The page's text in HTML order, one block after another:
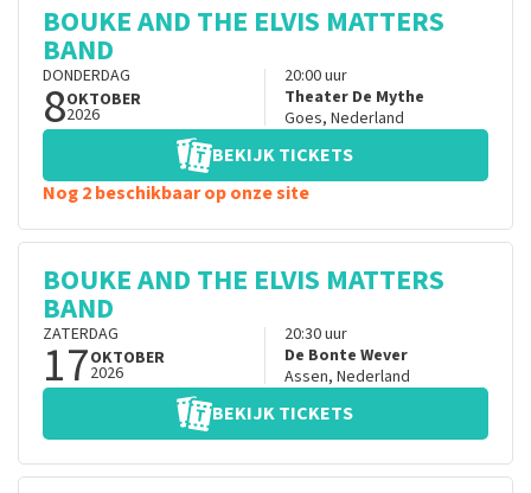
BOUKE AND THE ELVIS MATTERS
BAND
DONDERDAG
8OKTOBER
2026
20:00uur
Theater De Mythe
Goes, Nederland
BEKIJK TICKETS
Nog 2 beschikbaar op onze site
BOUKE AND THE ELVIS MATTERS
BAND
ZATERDAG
17OKTOBER
2026
20:30uur
De Bonte Wever
Assen, Nederland
BEKIJK TICKETS